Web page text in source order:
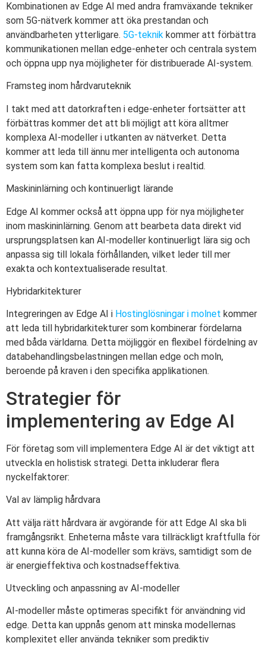
Kombinationen av Edge AI med andra framväxande tekniker
som 5G-nätverk kommer att öka prestandan och
användbarheten ytterligare. 5G-teknik kommer att förbättra
kommunikationen mellan edge-enheter och centrala system
och öppna upp nya möjligheter för distribuerade AI-system.
Framsteg inom hårdvaruteknik
I takt med att datorkraften i edge-enheter fortsätter att
förbättras kommer det att bli möjligt att köra alltmer
komplexa AI-modeller i utkanten av nätverket. Detta
kommer att leda till ännu mer intelligenta och autonoma
system som kan fatta komplexa beslut i realtid.
Maskininlärning och kontinuerligt lärande
Edge AI kommer också att öppna upp för nya möjligheter
inom maskininlärning. Genom att bearbeta data direkt vid
ursprungsplatsen kan AI-modeller kontinuerligt lära sig och
anpassa sig till lokala förhållanden, vilket leder till mer
exakta och kontextualiserade resultat.
Hybridarkitekturer
Integreringen av Edge AI i Hostinglösningar i molnet kommer
att leda till hybridarkitekturer som kombinerar fördelarna
med båda världarna. Detta möjliggör en flexibel fördelning av
databehandlingsbelastningen mellan edge och moln,
beroende på kraven i den specifika applikationen.
Strategier för
implementering av Edge AI
För företag som vill implementera Edge AI är det viktigt att
utveckla en holistisk strategi. Detta inkluderar flera
nyckelfaktorer:
Val av lämplig hårdvara
Att välja rätt hårdvara är avgörande för att Edge AI ska bli
framgångsrikt. Enheterna måste vara tillräckligt kraftfulla för
att kunna köra de AI-modeller som krävs, samtidigt som de
är energieffektiva och kostnadseffektiva.
Utveckling och anpassning av AI-modeller
AI-modeller måste optimeras specifikt för användning vid
edge. Detta kan uppnås genom att minska modellernas
komplexitet eller använda tekniker som prediktiv